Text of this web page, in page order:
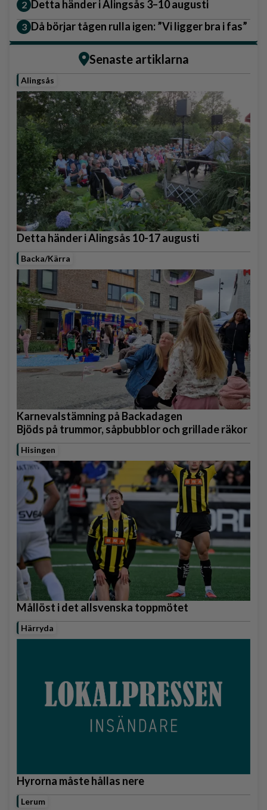
Detta händer i Alingsås 3–10 augusti
Då börjar tågen rulla igen: ”Vi ligger bra i fas”
Senaste artiklarna
Alingsås
Detta händer i Alingsås 10-17 augusti
Backa/Kärra
Karnevalstämning på Backadagen
Bjöds på trummor, såpbubblor och grillade räkor
Hisingen
Mållöst i det allsvenska toppmötet
Härryda
Hyrorna måste hållas nere
Lerum